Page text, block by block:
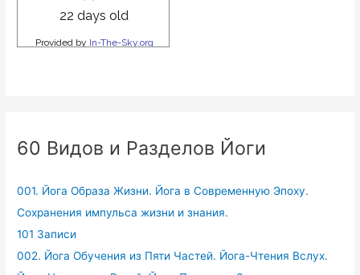
60 Видов и Разделов Йоги
001. Йога Образа Жизни. Йога в Современную Эпоху.
Сохранения импульса жизни и знания.
101 Записи
002. Йога Обучения из Пяти Частей. Йога-Чтения Вслух.